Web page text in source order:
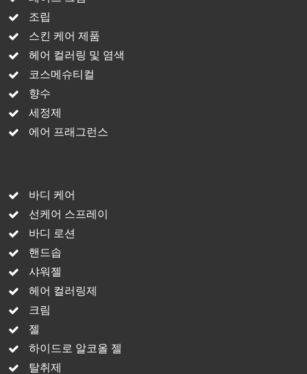
조립
스킨 케어 제품
헤어 컬러링 및 염색
코스메슈티컬
향수
세정제
에어 프래그런스
바디 케어
선케어 스프레이
바디 로션
핸드솝
샤워젤
헤어 컬러링제
크림
젤
하이드로 알코올 젤
탈취제